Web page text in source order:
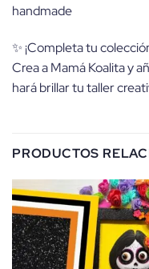
handmade
✨ ¡Completa tu
Crea a Mamá Koalita y
hará brillar tu taller
PRODUCTOS